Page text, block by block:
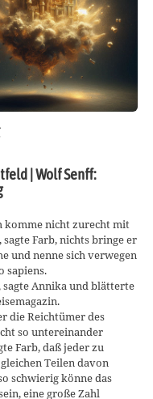
| Wolf Senff:
komme nicht zurecht mit
sagte Farb, nichts bringe er
und nenne sich verwegen
sapiens.
sagte Annika und blätterte
die Reichtümer des
so untereinander
Farb, daß jeder zu
Teilen davon
schwierig könne das
eine große Zahl